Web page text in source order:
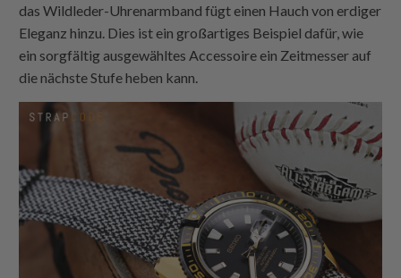
das Wildleder-Uhrenarmband fügt einen Hauch von erdiger
Eleganz hinzu. Dies ist ein großartiges Beispiel dafür, wie
ein sorgfältig ausgewähltes Accessoire ein Zeitmesser auf
die nächste Stufe heben kann.